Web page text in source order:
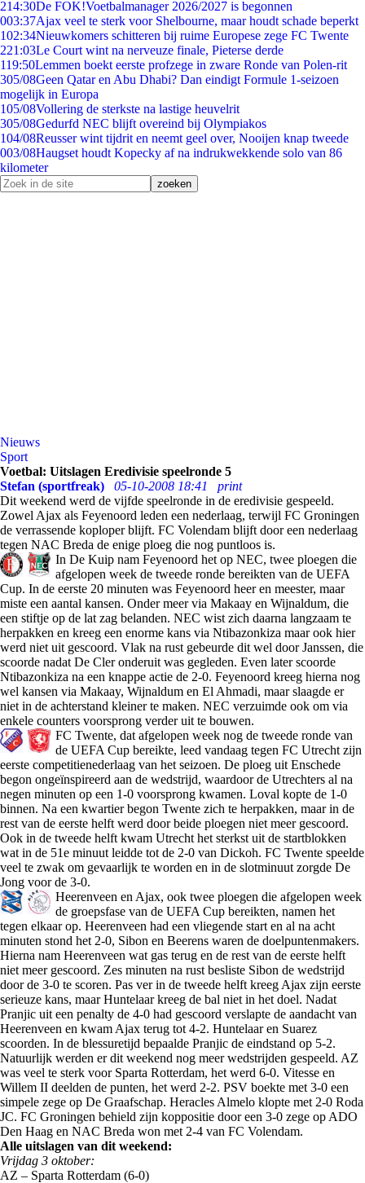
214:30De FOK!Voetbalmanager 2026/2027 is begonnen
003:37Ajax veel te sterk voor Shelbourne, maar houdt schade beperkt
102:34Nieuwkomers schitteren bij ruime Europese zege FC Twente
221:03Le Court wint na nerveuze finale, Pieterse derde
119:50Lemmen boekt eerste profzege in zware Ronde van Polen-rit
305/08Geen Qatar en Abu Dhabi? Dan eindigt Formule 1-seizoen
mogelijk in Europa
105/08Vollering de sterkste na lastige heuvelrit
305/08Gedurfd NEC blijft overeind bij Olympiakos
104/08Reusser wint tijdrit en neemt geel over, Nooijen knap tweede
003/08Haugset houdt Kopecky af na indrukwekkende solo van 86
kilometer
Nieuws
Sport
Voetbal: Uitslagen Eredivisie speelronde 5
Stefan (sportfreak)
05-10-2008 18:41
print
Dit weekend werd de vijfde speelronde in de eredivisie gespeeld.
Zowel Ajax als Feyenoord leden een nederlaag, terwijl FC Groningen
de verrassende koploper blijft. FC Volendam blijft door een nederlaag
tegen NAC Breda de enige ploeg die nog puntloos is.
In De Kuip nam Feyenoord het op NEC, twee ploegen die
afgelopen week de tweede ronde bereikten van de UEFA
Cup. In de eerste 20 minuten was Feyenoord heer en meester, maar
miste een aantal kansen. Onder meer via Makaay en Wijnaldum, die
een stiftje op de lat zag belanden. NEC wist zich daarna langzaam te
herpakken en kreeg een enorme kans via Ntibazonkiza maar ook hier
werd niet uit gescoord. Vlak na rust gebeurde dit wel door Janssen, die
scoorde nadat De Cler onderuit was gegleden. Even later scoorde
Ntibazonkiza na een knappe actie de 2-0. Feyenoord kreeg hierna nog
wel kansen via Makaay, Wijnaldum en El Ahmadi, maar slaagde er
niet in de achterstand kleiner te maken. NEC verzuimde ook om via
enkele counters voorsprong verder uit te bouwen.
FC Twente, dat afgelopen week nog de tweede ronde van
de UEFA Cup bereikte, leed vandaag tegen FC Utrecht zijn
eerste competitienederlaag van het seizoen. De ploeg uit Enschede
begon ongeïnspireerd aan de wedstrijd, waardoor de Utrechters al na
negen minuten op een 1-0 voorsprong kwamen. Loval kopte de 1-0
binnen. Na een kwartier begon Twente zich te herpakken, maar in de
rest van de eerste helft werd door beide ploegen niet meer gescoord.
Ook in de tweede helft kwam Utrecht het sterkst uit de startblokken
wat in de 51e minuut leidde tot de 2-0 van Dickoh. FC Twente speelde
veel te zwak om gevaarlijk te worden en in de slotminuut zorgde De
Jong voor de 3-0.
Heerenveen en Ajax, ook twee ploegen die afgelopen week
de groepsfase van de UEFA Cup bereikten, namen het
tegen elkaar op. Heerenveen had een vliegende start en al na acht
minuten stond het 2-0, Sibon en Beerens waren de doelpuntenmakers.
Hierna nam Heerenveen wat gas terug en de rest van de eerste helft
niet meer gescoord. Zes minuten na rust besliste Sibon de wedstrijd
door de 3-0 te scoren. Pas ver in de tweede helft kreeg Ajax zijn eerste
serieuze kans, maar Huntelaar kreeg de bal niet in het doel. Nadat
Pranjic uit een penalty de 4-0 had gescoord verslapte de aandacht van
Heerenveen en kwam Ajax terug tot 4-2. Huntelaar en Suarez
scoorden. In de blessuretijd bepaalde Pranjic de eindstand op 5-2.
Natuurlijk werden er dit weekend nog meer wedstrijden gespeeld. AZ
was veel te sterk voor Sparta Rotterdam, het werd 6-0. Vitesse en
Willem II deelden de punten, het werd 2-2. PSV boekte met 3-0 een
simpele zege op De Graafschap. Heracles Almelo klopte met 2-0 Roda
JC. FC Groningen behield zijn koppositie door een 3-0 zege op ADO
Den Haag en NAC Breda won met 2-4 van FC Volendam.
Alle uitslagen van dit weekend:
Vrijdag 3 oktober:
AZ – Sparta Rotterdam (6-0)